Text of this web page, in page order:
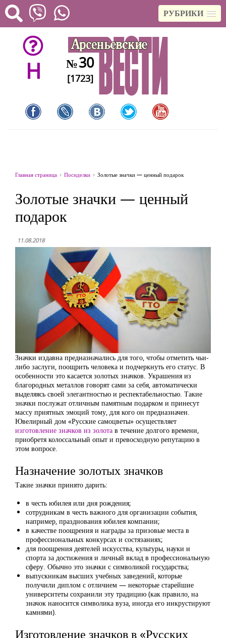
РУБРИКИ
H №30
[1723]
Главная страница Посиделки Золотые значки — ценный подарок
Золотые значки — ценный
подарок
11.08.2018
Значки издавна предназначались для того, чтобы отметить чьи-
либо заслуги, поощрить человека и подчеркнуть его статус. В
особенности это касается золотых значков. Украшения из
благородных металлов говорят сами за себя, автоматически
выделяясь своей элегантностью и респектабельностью. Такие
значки послужат отличным памятным подарком и принесут
массу приятных эмоций тому, для кого он предназначен.
Ювелирный дом «Русские самоцветы» осуществляет
изготовление значков из золота в течение долгого времени,
приобретя колоссальный опыт и превосходную репутацию в
этом вопросе.
Назначение золотых значков
Такие значки принято дарить:
в честь юбилея или дня рождения;
сотрудникам в честь важного для организации события,
например, празднования юбилея компании;
в качестве поощрения и награды за призовые места в
профессиональных конкурсах и состязаниях;
для поощрения деятелей искусства, культуры, науки и
спорта за достижения и личный вклад в профессиональную
сферу. Обычно это значки с символикой государства;
выпускникам высших учебных заведений, которые
получили диплом с отличием — некоторые старейшие
университеты сохранили эту традицию (как правило, на
значок наносится символика вуза, иногда его инкрустируют
камнями).
Изготовление значков в «Русских